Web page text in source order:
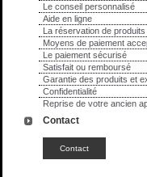
Le conseil personnalisé
Aide en ligne
La réservation de produits
Moyens de paiement
Le paiement sécurisé
Satisfait ou remboursé
Garantie des produits et
Confidentialité
Reprise de votre ancien
Contact